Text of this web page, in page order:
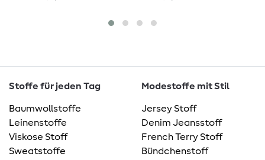
Stoffe für jeden Tag
Baumwollstoffe
Leinenstoffe
Viskose Stoff
Sweatstoffe
Modestoffe mit Stil
Jersey Stoff
Denim Jeansstoff
French Terry Stoff
Bündchenstoff